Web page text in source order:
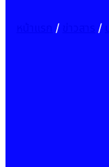
/ /